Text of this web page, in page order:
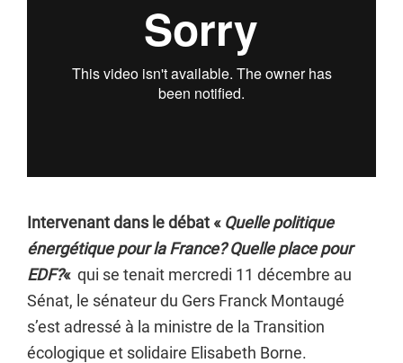
Intervenant dans le débat « Quelle politique
énergétique pour la France? Quelle place pour
EDF?« qui se tenait mercredi 11 décembre au
Sénat, le sénateur du Gers Franck Montaugé
s’est adressé à la ministre de la Transition
écologique et solidaire Elisabeth Borne.